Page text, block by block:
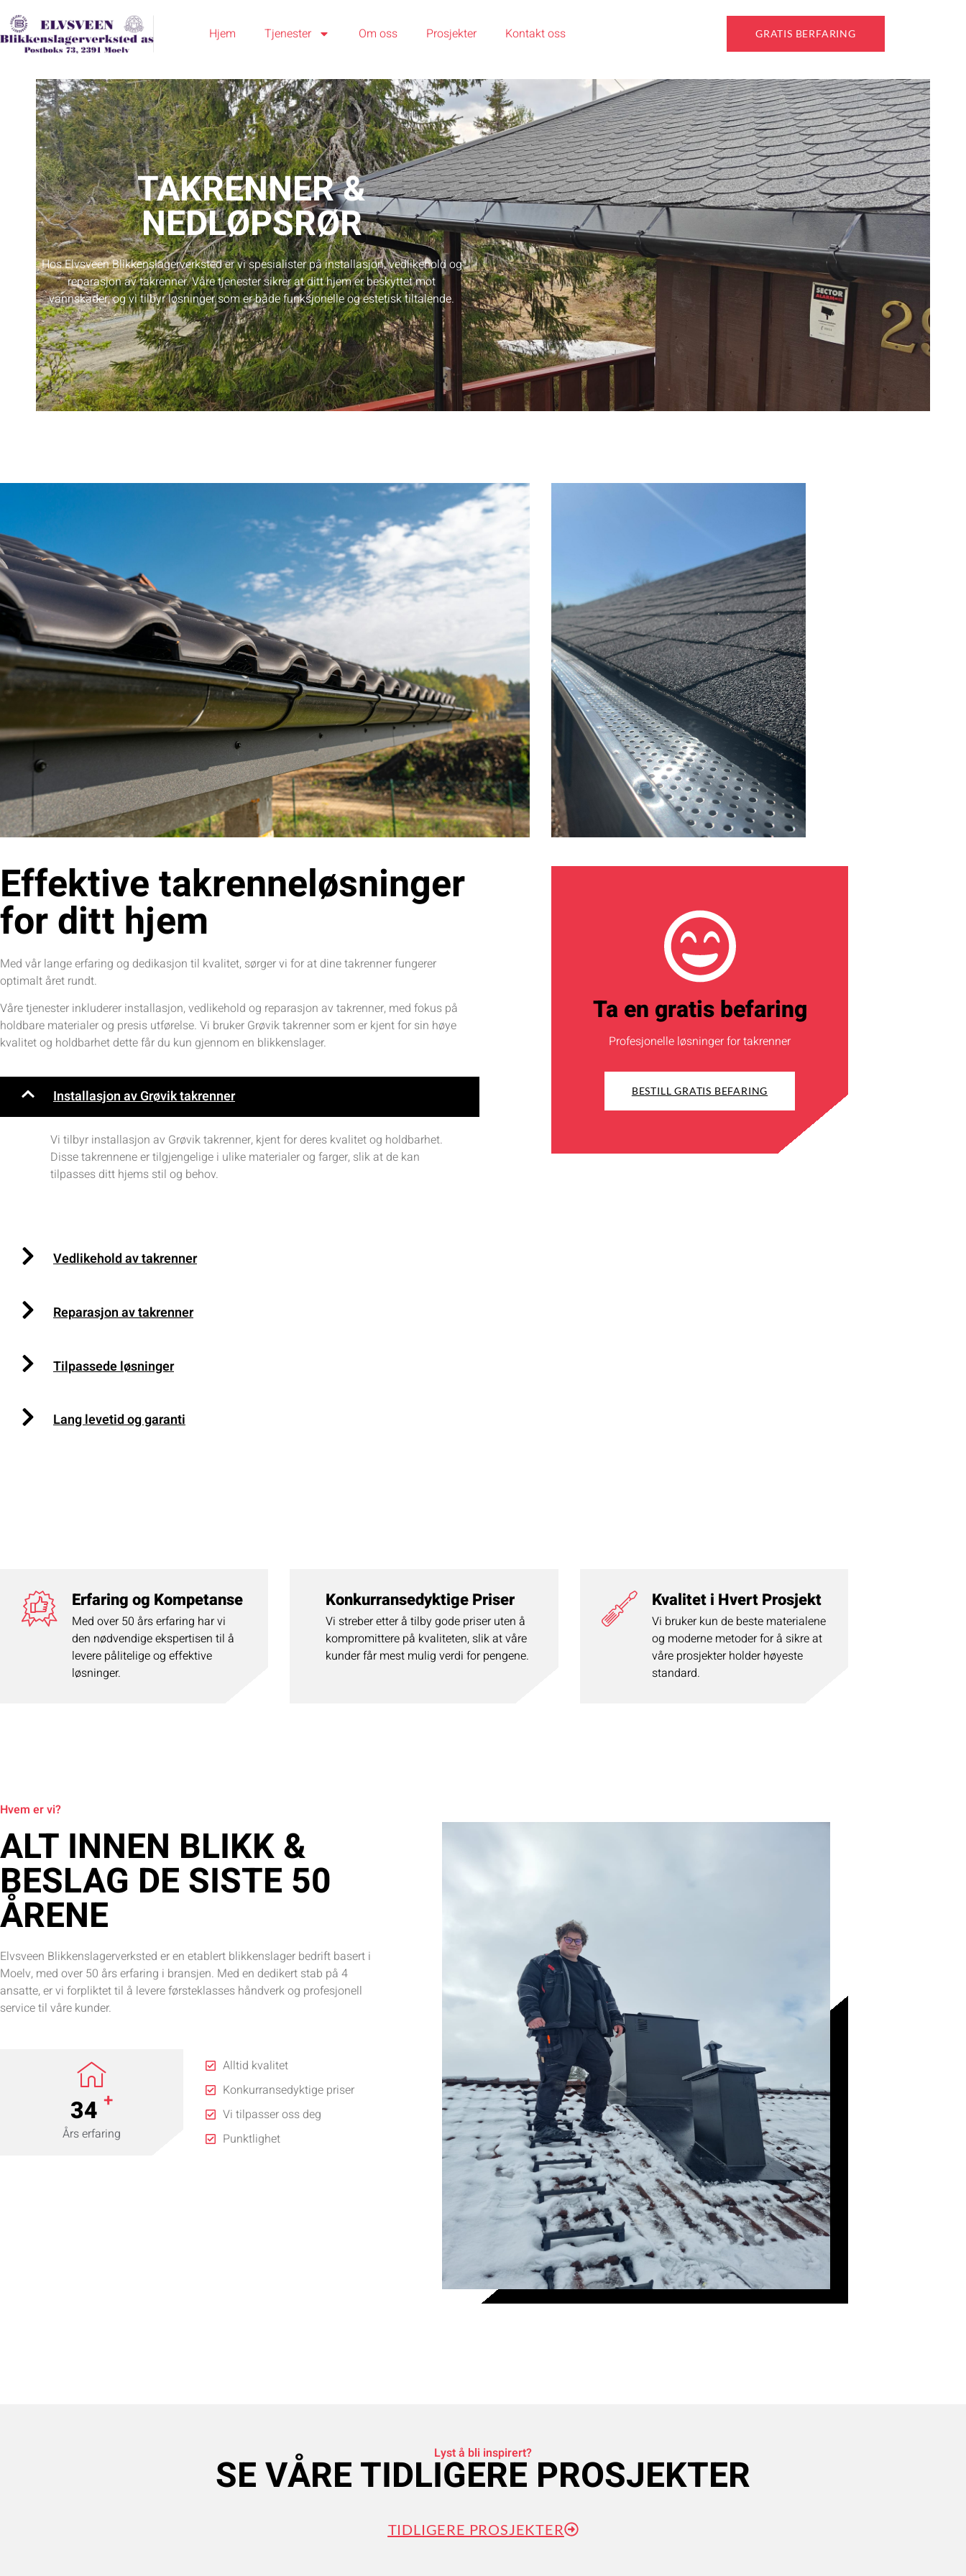
Hjem Tjenester Om oss Prosjekter Kontakt oss GRATIS BERFARING
TAKRENNER &
NEDLØPSRØR
Hos Elvsveen Blikkenslagerverksted er vi spesialister på installasjon, vedlikehold og
reparasjon av takrenner. Våre tjenester sikrer at ditt hjem er beskyttet mot
vannskader, og vi tilbyr løsninger som er både funksjonelle og estetisk tiltalende.
Effektive takrenneløsninger
for ditt hjem
Med vår lange erfaring og dedikasjon til kvalitet, sørger vi for at dine takrenner fungerer
optimalt året rundt.
Våre tjenester inkluderer installasjon, vedlikehold og reparasjon av takrenner, med fokus på
holdbare materialer og presis utførelse. Vi bruker Grøvik takrenner som er kjent for sin høye
kvalitet og holdbarhet dette får du kun gjennom en blikkenslager.
Installasjon av Grøvik takrenner
Vi tilbyr installasjon av Grøvik takrenner, kjent for deres kvalitet og holdbarhet.
Disse takrennene er tilgjengelige i ulike materialer og farger, slik at de kan
tilpasses ditt hjems stil og behov.
Vedlikehold av takrenner
Reparasjon av takrenner
Tilpassede løsninger
Lang levetid og garanti
Ta en gratis befaring
Profesjonelle løsninger for takrenner
BESTILL GRATIS BEFARING
Erfaring og Kompetanse
Med over 50 års erfaring har vi
den nødvendige ekspertisen til å
levere pålitelige og effektive
løsninger.
Konkurransedyktige Priser
Vi streber etter å tilby gode priser uten å
kompromittere på kvaliteten, slik at våre
kunder får mest mulig verdi for pengene.
Kvalitet i Hvert Prosjekt
Vi bruker kun de beste materialene
og moderne metoder for å sikre at
våre prosjekter holder høyeste
standard.
Hvem er vi?
ALT INNEN BLIKK &
BESLAG DE SISTE 50
ÅRENE
Elvsveen Blikkenslagerverksted er en etablert blikkenslager bedrift basert i
Moelv, med over 50 års erfaring i bransjen. Med en dedikert stab på 4
ansatte, er vi forpliktet til å levere førsteklasses håndverk og profesjonell
service til våre kunder.
50 +
Års erfaring
Alltid kvalitet
Konkurransedyktige priser
Vi tilpasser oss deg
Punktlighet
Lyst å bli inspirert?
SE VÅRE TIDLIGERE PROSJEKTER
TIDLIGERE PROSJEKTER